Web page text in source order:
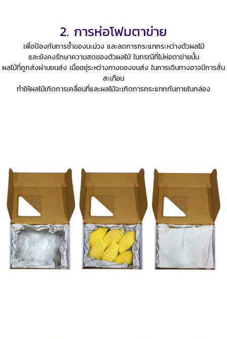
2. การห่อโฟมตาข่าย
เพื่อป้องกันการช้ำของมะม่วง และลดการกระแทกระหว่างตัวผลไม้
และยังคงรักษาความสดของตัวผลไม้ ในกรณีที่ไม่ห่อตาข่ายนั้น
ผลไม้ที่ถูกส่งผ่านขนส่ง เมื่ออยุ่ระหว่างทางของขนส่ง ในการเดินทางอาจมีการสั่น
สะเทือน
ทำให้ผลไม้เกิดการเคลื่อนที่และผลไม้จะเกิดการกระแทกกันภายในกล่อง